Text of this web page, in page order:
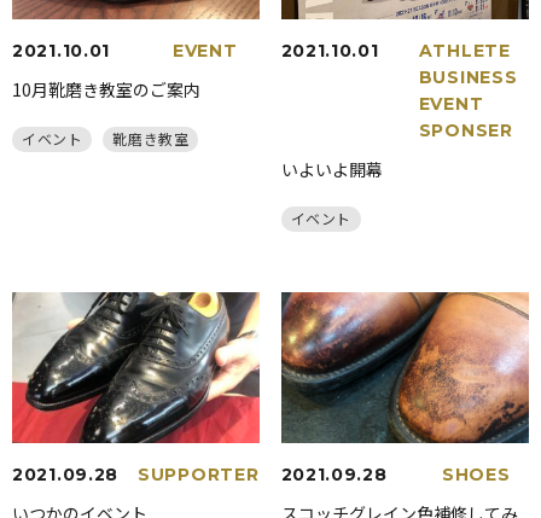
2021.10.01 EVENT
10月靴磨き教室のご案内
イベント 靴磨き教室
2021.10.01
ATHLETE
BUSINESS
EVENT
SPONSER
いよいよ開幕
イベント
2021.09.28 SUPPORTER 2021.09.28 SHOES